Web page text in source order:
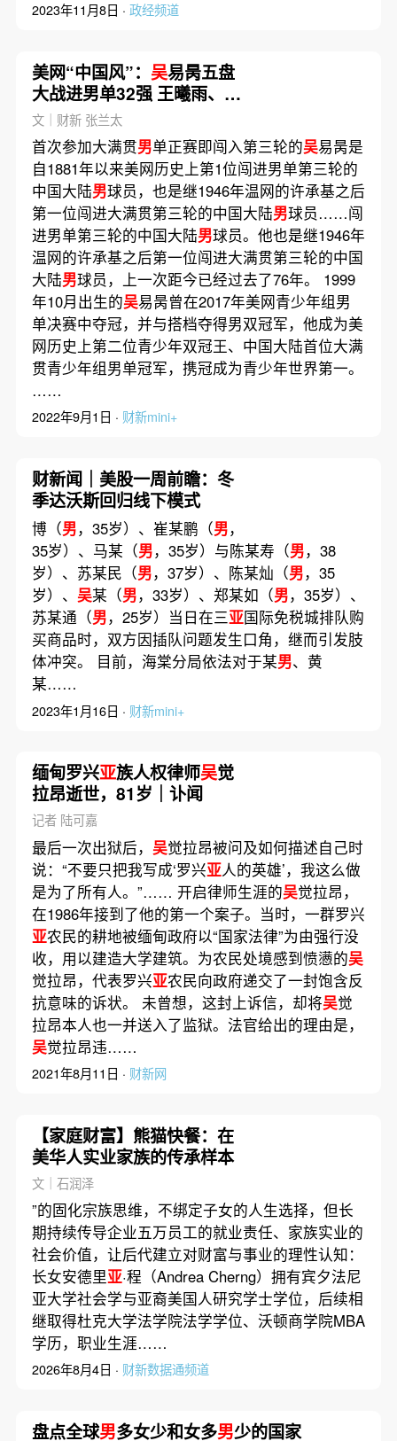
2023年11月8日 · 政经频道
美网“中国风”： 吴易昺五盘
大战进男单32强 王曦雨、张
帅进女单32强｜赛事
文｜财新 张兰太
首次参加大满贯男单正赛即闯入第三轮的吴易昺是
自1881年以来美网历史上第1位闯进男单第三轮的
中国大陆男球员，也是继1946年温网的许承基之后
第一位闯进大满贯第三轮的中国大陆男球员……闯
进男单第三轮的中国大陆男球员。他也是继1946年
温网的许承基之后第一位闯进大满贯第三轮的中国
大陆男球员，上一次距今已经过去了76年。 1999
年10月出生的吴易昺曾在2017年美网青少年组男
单决赛中夺冠，并与搭档夺得男双冠军，他成为美
网历史上第二位青少年双冠王、中国大陆首位大满
贯青少年组男单冠军，携冠成为青少年世界第一。
……
2022年9月1日 · 财新mini+
财新闻｜美股一周前瞻：冬
季达沃斯回归线下模式
博（男，35岁）、崔某鹏（男，
35岁）、马某（男，35岁）与陈某寿（男，38
岁）、苏某民（男，37岁）、陈某灿（男，35
岁）、 吴某（男，33岁）、郑某如（男，35岁）、
苏某通（男，25岁）当日在三亚国际免税城排队购
买商品时，双方因插队问题发生口角，继而引发肢
体冲突。 目前，海棠分局依法对于某男、黄
某……
2023年1月16日 · 财新mini+
缅甸罗兴亚族人权律师吴觉
拉昂逝世，81岁｜讣闻
记者 陆可嘉
最后一次出狱后， 吴觉拉昂被问及如何描述自己时
说：“不要只把我写成‘罗兴亚人的英雄’，我这么做
是为了所有人。”…… 开启律师生涯的吴觉拉昂，
在1986年接到了他的第一个案子。当时，一群罗兴
亚农民的耕地被缅甸政府以“国家法律”为由强行没
收，用以建造大学建筑。为农民处境感到愤懑的吴
觉拉昂，代表罗兴亚农民向政府递交了一封饱含反
抗意味的诉状。 未曾想，这封上诉信，却将吴觉
拉昂本人也一并送入了监狱。法官给出的理由是，
吴觉拉昂违……
2021年8月11日 · 财新网
【家庭财富】熊猫快餐：在
美华人实业家族的传承样本
文｜石润泽
”的固化宗族思维，不绑定子女的人生选择，但长
期持续传导企业五万员工的就业责任、家族实业的
社会价值，让后代建立对财富与事业的理性认知：
长女安德里亚·程（Andrea Cherng）拥有宾夕法尼
亚大学社会学与亚裔美国人研究学士学位，后续相
继取得杜克大学法学院法学学位、沃顿商学院MBA
学历，职业生涯……
2026年8月4日 · 财新数据通频道
盘点全球男多女少和女多男少的国家